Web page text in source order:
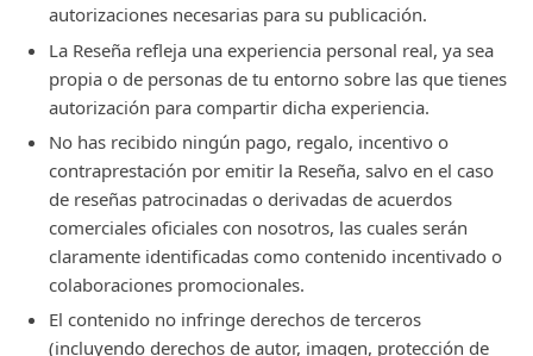
autorizaciones necesarias para su publicación.
La Reseña refleja una experiencia personal real, ya sea
propia o de personas de tu entorno sobre las que tienes
autorización para compartir dicha experiencia.
No has recibido ningún pago, regalo, incentivo o
contraprestación por emitir la Reseña, salvo en el caso
de reseñas patrocinadas o derivadas de acuerdos
comerciales oficiales con nosotros, las cuales serán
claramente identificadas como contenido incentivado o
colaboraciones promocionales.
El contenido no infringe derechos de terceros
(incluyendo derechos de autor, imagen, protección de